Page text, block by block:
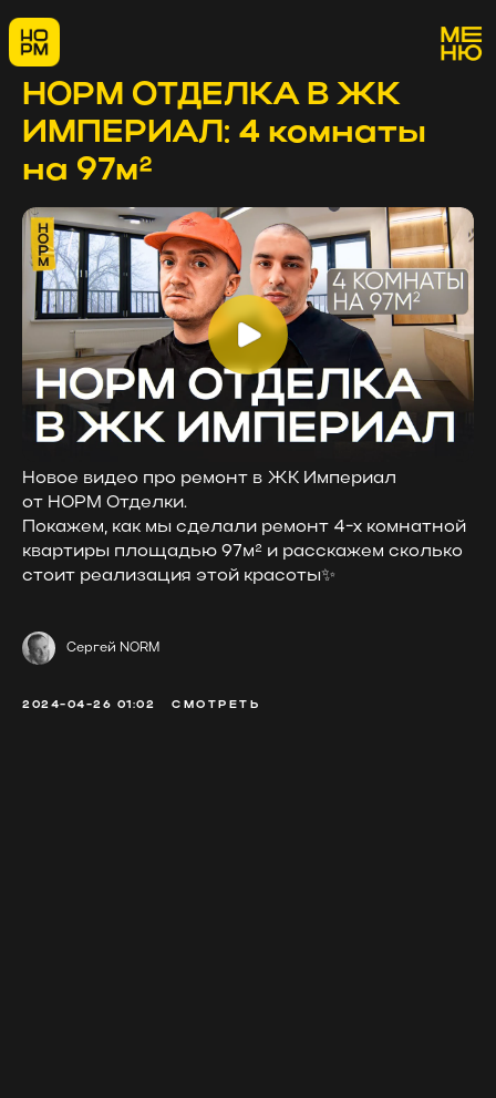
НОРМ ОТДЕЛКА В ЖК
ИМПЕРИАЛ: 4 комнаты
на 97м²
Новое видео про ремонт в ЖК Империал
от НОРМ Отделки.
Покажем, как мы сделали ремонт 4-х комнатной
квартиры площадью 97м² и расскажем сколько
стоит реализация этой красоты✨
Сергей NORM
2024-04-26 01:02 СМОТРЕТЬ